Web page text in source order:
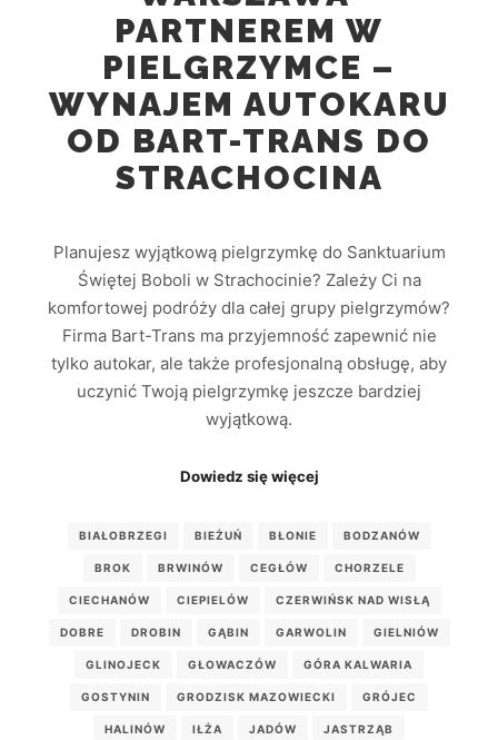
PARTNEREM W
PIELGRZYMCE –
WYNAJEM AUTOKARU
OD BART-TRANS DO
STRACHOCINA
Planujesz wyjątkową pielgrzymkę do Sanktuarium
Świętej Boboli w Strachocinie? Zależy Ci na
komfortowej podróży dla całej grupy pielgrzymów?
Firma Bart-Trans ma przyjemność zapewnić nie
tylko autokar, ale także profesjonalną obsługę, aby
uczynić Twoją pielgrzymkę jeszcze bardziej
wyjątkową.
Dowiedz się więcej
BIAŁOBRZEGI BIEŻUŃ BŁONIE BODZANÓW
BROK BRWINÓW CEGŁÓW CHORZELE
CIECHANÓW CIEPIELÓW CZERWIŃSK NAD WISŁĄ
DOBRE DROBIN GĄBIN GARWOLIN GIELNIÓW
GLINOJECK GŁOWACZÓW GÓRA KALWARIA
GOSTYNIN GRODZISK MAZOWIECKI GRÓJEC
HALINÓW IŁŻA JADÓW JASTRZĄB